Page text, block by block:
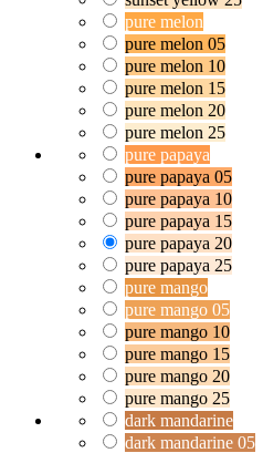
pure melon
pure melon 05
pure melon 10
pure melon 15
pure melon 20
pure melon 25
pure papaya
pure papaya 05
pure papaya 10
pure papaya 15
pure papaya 20
pure papaya 25
pure mango
pure mango 05
pure mango 10
pure mango 15
pure mango 20
pure mango 25
dark mandarine
dark mandarine 05